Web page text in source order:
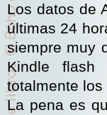
Los datos de
últimas 24
siempre muy
Kindle flash
totalmente
La pena es